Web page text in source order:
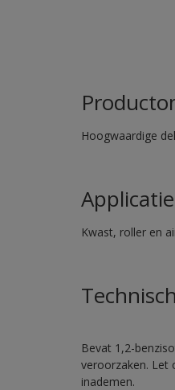
Hoogwaardige
Kwast, roller en
Bevat 1,2-
veroorzaken. Let
inademen.